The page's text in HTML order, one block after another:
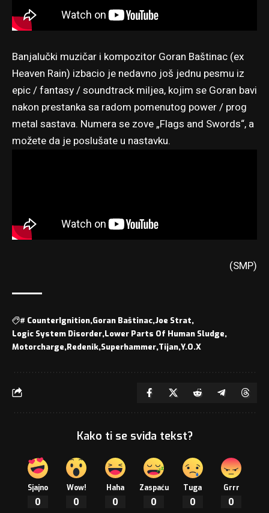
Banjalučki muzičar i kompozitor Goran Baštinac (ex
Heaven Rain) izbacio je nedavno još jednu pesmu iz
epic / fantasy / soundtrack miljea, kojim se Goran bavi
nakon prestanka sa radom pomenutog power / prog
metal sastava. Numera se zove „Flags and Swords“, a
možete da je poslušate u nastavku.
(SMP)
# CounterIgnition Goran Baštinac Joe Strat
Logic System Disorder Lower Parts Of Human Sludge
Motorcharge Redenik Superhammer Tijan Y.O.X
Kako ti se sviđa tekst?
Sjajno
0
Wow!
0
Haha
0
Zaspaću
0
Tuga
0
Grrr
0